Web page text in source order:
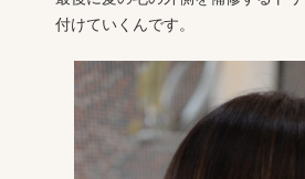
付けていくんです。